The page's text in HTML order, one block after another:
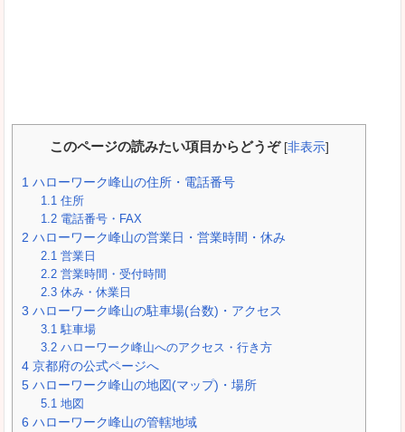
このページの読みたい項目からどうぞ [非表示]
1 ハローワーク峰山の住所・電話番号
1.1 住所
1.2 電話番号・FAX
2 ハローワーク峰山の営業日・営業時間・休み
2.1 営業日
2.2 営業時間・受付時間
2.3 休み・休業日
3 ハローワーク峰山の駐車場(台数)・アクセス
3.1 駐車場
3.2 ハローワーク峰山へのアクセス・行き方
4 京都府の公式ページへ
5 ハローワーク峰山の地図(マップ)・場所
5.1 地図
6 ハローワーク峰山の管轄地域